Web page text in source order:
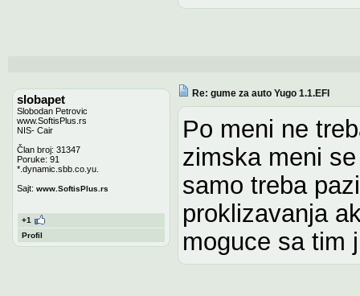
slobapet
Slobodan Petrovic
www.SoftisPlus.rs
NIS- Cair
Član broj: 31347
Poruke: 91
*.dynamic.sbb.co.yu.
Sajt: www.SoftisPlus.rs
+1
Profil
Re: gume za auto Yugo 1.1.EFI
Po meni ne
zimska meni
samo treba
proklizavanja
moguce sa tim